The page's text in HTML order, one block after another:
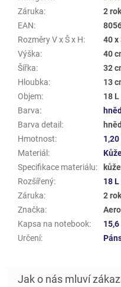
Záruka:
2
EAN:
Rozměry V x Š x H:
40 x
Výška:
40
Šířka:
32
Hloubka:
13
Objem:
18 L
Barva:
Barva detail :
Hmotnost:
1,20
Materiál :
Specifikace materiálu:
kůže
Rozšířený:
18 L
Záruka:
2
Značka:
Kapsa na notebook:
15,6
Určení: